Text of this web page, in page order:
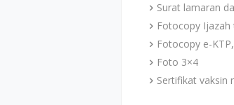
Surat lamaran
Fotocopy Ijazah
Fotocopy e-
Foto 3×4
Sertifikat vaksin